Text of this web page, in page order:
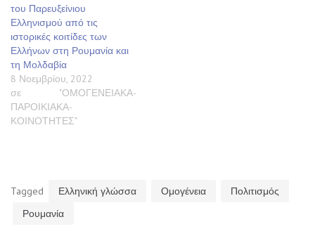
του Παρευξείνιου
Ελληνισμού από τις
ιστορικές κοιτίδες των
Ελλήνων στη Ρουμανία και
τη Μολδαβία
8 Νοεμβρίου, 2022
σε "ΟΜΟΓΕΝΕΙΑΚΑ-
ΠΑΡΟΙΚΙΑΚΑ-
ΚΟΙΝΟΤΗΤΕΣ"
Tagged Ελληνική γλώσσα Ομογένεια
Πολιτισμός
Ρουμανία